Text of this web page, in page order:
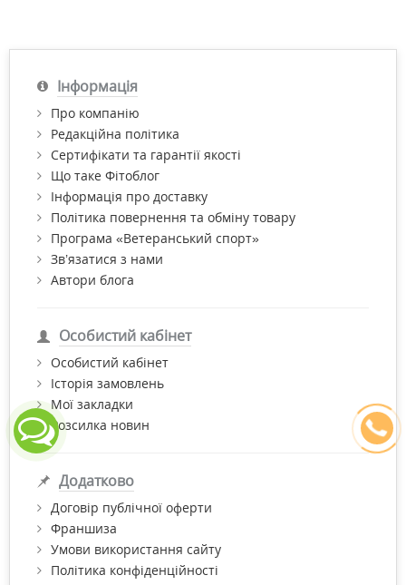
Інформація
Про компанію
Редакційна політика
Сертифікати та гарантії якості
Що таке Фітоблог
Інформація про доставку
Політика повернення та обміну товару
Програма «Ветеранський спорт»
Зв’язатися з нами
Автори блога
Особистий кабінет
Особистий кабінет
Історія замовлень
Мої закладки
Розсилка новин
Додатково
Договір публічної оферти
Франшиза
Умови використання сайту
Політика конфіденційності